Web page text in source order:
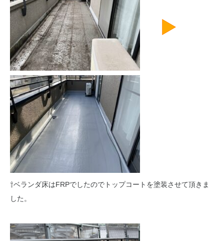
⇧ベランダ床はFRPでしたのでトップコートを塗装させて頂きま
した。